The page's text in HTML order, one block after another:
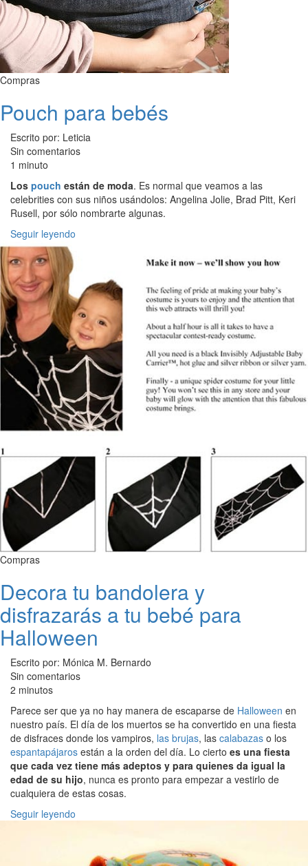
Compras
Pouch para bebés
Escrito por: Leticia
Sin comentarios
1 minuto
Los pouch están de moda. Es normal que veamos a las
celebrities con sus niños usándolos: Angelina Jolie, Brad Pitt, Keri
Rusell, por sólo nombrarte algunas.
Seguir leyendo
Compras
Decora tu bandolera y
disfrazarás a tu bebé para
Halloween
Escrito por: Mónica M. Bernardo
Sin comentarios
2 minutos
Parece ser que ya no hay manera de escaparse de Halloween en
nuestro país. El día de los muertos se ha convertido en una fiesta
de disfraces donde los vampiros, las brujas, las calabazas o los
espantapájaros están a la orden del día. Lo cierto es una fiesta
que cada vez tiene más adeptos y para quienes da igual la
edad de su hijo, nunca es pronto para empezar a vestirlo de
cualquiera de estas cosas.
Seguir leyendo